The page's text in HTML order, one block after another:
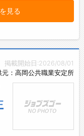
見る
掲載開始日:2026/08/01
元：高岡公共職業安定所